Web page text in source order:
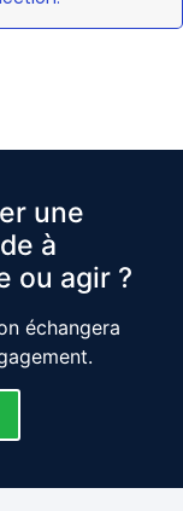
une
à
ou agir ?
échangera